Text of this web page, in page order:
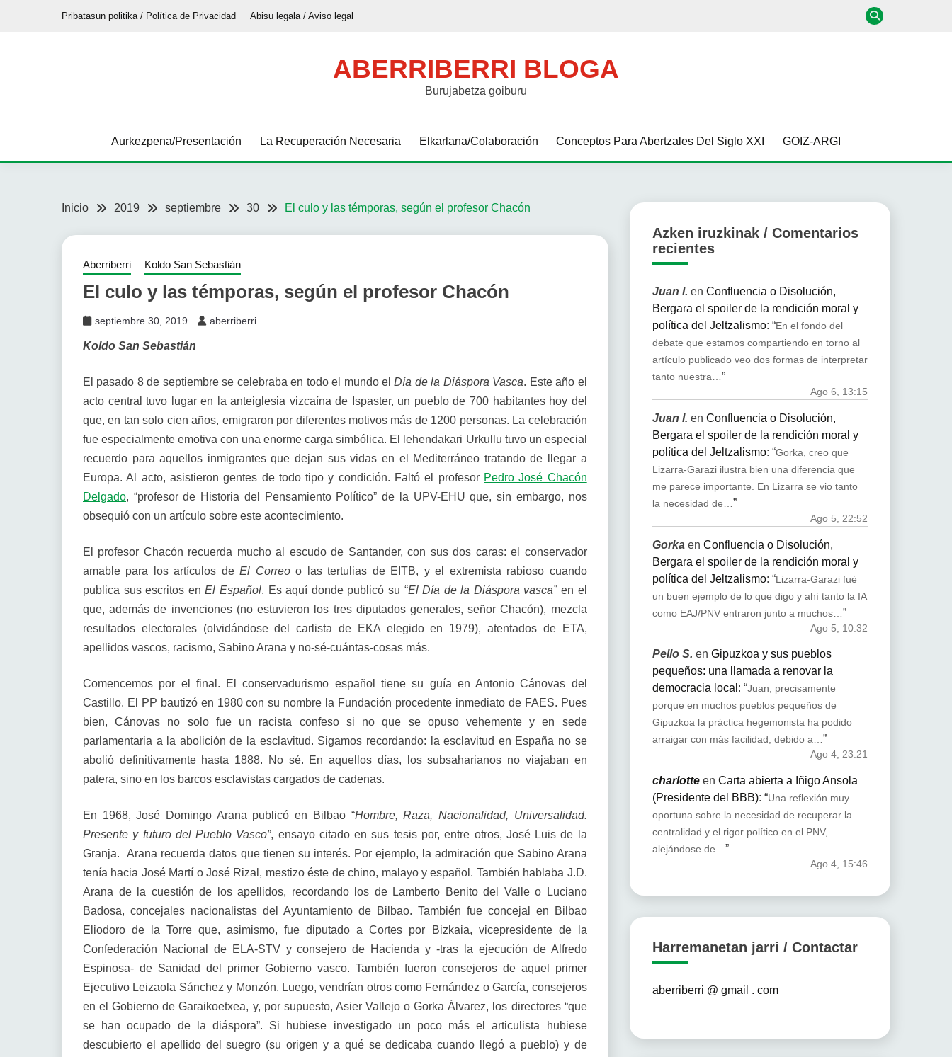
Pribatasun politika / Política de Privacidad Abisu legala / Aviso legal
ABERRIBERRI BLOGA
Burujabetza goiburu
Aurkezpena/Presentación La Recuperación Necesaria Elkarlana/Colaboración Conceptos Para Abertzales Del Siglo XXI GOIZ-ARGI
Inicio 2019 septiembre 30 El culo y las témporas, según el profesor Chacón
Aberriberri Koldo San Sebastián
El culo y las témporas, según el profesor Chacón
septiembre 30, 2019 aberriberri
Koldo San Sebastián
El pasado 8 de septiembre se celebraba en todo el mundo elDía de la Diáspora Vasca. Este año el
acto central tuvo lugar en la anteiglesia vizcaína de Ispaster, un pueblo de 700 habitantes hoy del
que, en tan solo cien años, emigraron por diferentes motivos más de 1200 personas. La celebración
fue especialmente emotiva con una enorme carga simbólica. El lehendakari Urkullu tuvo un especial
recuerdo para aquellos inmigrantes que dejan sus vidas en el Mediterráneo tratando de llegar a
Europa. Al acto, asistieron gentes de todo tipo y condición. Faltó el profesor Pedro José Chacón
Delgado, “profesor de Historia del Pensamiento Político” de la UPV-EHU que, sin embargo, nos
obsequió con un artículo sobre este acontecimiento.
El profesor Chacón recuerda mucho al escudo de Santander, con sus dos caras: el conservador
amable para los artículos deEl Correoo las tertulias de EITB, y el extremista rabioso cuando
publica sus escritos enEl Español. Es aquí donde publicó su “El Día de la Diáspora vasca” en el
que, además de invenciones (no estuvieron los tres diputados generales, señor Chacón), mezcla
resultados electorales (olvidándose del carlista de EKA elegido en 1979), atentados de ETA,
apellidos vascos, racismo, Sabino Arana y no-sé-cuántas-cosas más.
Comencemos por el final. El conservadurismo español tiene su guía en Antonio Cánovas del
Castillo. El PP bautizó en 1980 con su nombre la Fundación procedente inmediato de FAES. Pues
bien, Cánovas no solo fue un racista confeso si no que se opuso vehemente y en sede
parlamentaria a la abolición de la esclavitud. Sigamos recordando: la esclavitud en España no se
abolió definitivamente hasta 1888. No sé. En aquellos días, los subsaharianos no viajaban en
patera, sino en los barcos esclavistas cargados de cadenas.
En 1968, José Domingo Arana publicó en Bilbao “Hombre, Raza, Nacionalidad, Universalidad.
Presente y futuro del Pueblo Vasco”, ensayo citado en sus tesis por, entre otros, José Luis de la
Granja. Arana recuerda datos que tienen su interés. Por ejemplo, la admiración que Sabino Arana
tenía hacia José Martí o José Rizal, mestizo éste de chino, malayo y español. También hablaba J.D.
Arana de la cuestión de los apellidos, recordando los de Lamberto Benito del Valle o Luciano
Badosa, concejales nacionalistas del Ayuntamiento de Bilbao. También fue concejal en Bilbao
Eliodoro de la Torre que, asimismo, fue diputado a Cortes por Bizkaia, vicepresidente de la
Confederación Nacional de ELA-STV y consejero de Hacienda y -tras la ejecución de Alfredo
Espinosa- de Sanidad del primer Gobierno vasco. También fueron consejeros de aquel primer
Ejecutivo Leizaola Sánchez y Monzón. Luego, vendrían otros como Fernández o García, consejeros
en el Gobierno de Garaikoetxea, y, por supuesto, Asier Vallejo o Gorka Álvarez, los directores “que
se han ocupado de la diáspora”. Si hubiese investigado un poco más el articulista hubiese
descubierto el apellido del suegro (su origen y a qué se dedicaba cuando llegó a pueblo) y de
Azken iruzkinak / Comentarios
recientes
Juan I. en Confluencia o Disolución,
Bergara el spoiler de la rendición moral y
política del Jeltzalismo: “En el fondo del
debate que estamos compartiendo en torno al
artículo publicado veo dos formas de interpretar
tanto nuestra…”
Ago 6, 13:15
Juan I. en Confluencia o Disolución,
Bergara el spoiler de la rendición moral y
política del Jeltzalismo: “Gorka, creo que
Lizarra-Garazi ilustra bien una diferencia que
me parece importante. En Lizarra se vio tanto
la necesidad de… ”
Ago 5, 22:52
Gorkaen Confluencia o Disolución,
Bergara el spoiler de la rendición moral y
política del Jeltzalismo: “Lizarra-Garazi fué
un buen ejemplo de lo que digo y ahí tanto la IA
como EAJ/PNV entraron junto a muchos… ”
Ago 5, 10:32
Pello S. en Gipuzkoa y sus pueblos
pequeños: una llamada a renovar la
democracia local : “Juan, precisamente
porque en muchos pueblos pequeños de
Gipuzkoa la práctica hegemonista ha podido
arraigar con más facilidad, debido a…”
Ago 4, 23:21
charlotteen Carta abierta a Iñigo Ansola
(Presidente del BBB): “Una reflexión muy
oportuna sobre la necesidad de recuperar la
centralidad y el rigor político en el PNV,
alejándose de…”
Ago 4, 15:46
Harremanetan jarri / Contactar
aberriberri @ gmail . com